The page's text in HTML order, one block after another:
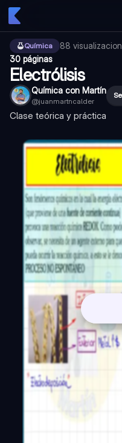
Química 88
30 páginas
Electrólisis
Química con Martín
@juanmartncalder
Clase teórica y práctica